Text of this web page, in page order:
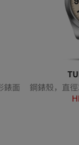
錶面
鋼錶殼，直